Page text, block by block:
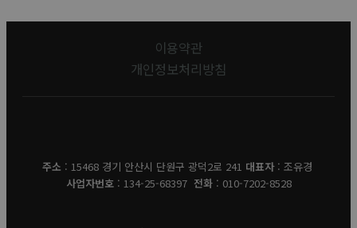
이용약관
개인정보처리방침
주소 : 15468 경기 안산시 단원구 광덕2로 241 대표자: 조유경
사업자번호: 134-25-68397 전화: 010-7202-8528